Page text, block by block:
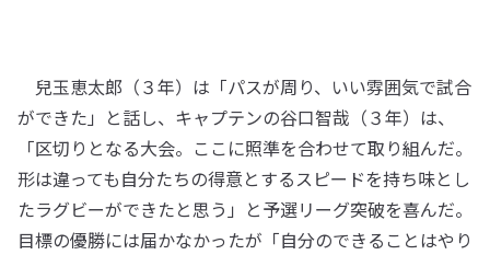
兒玉恵太郎（３年）は「パスが周り、いい雰囲気で試合
ができた」と話し、キャプテンの谷口智哉（３年）は、
「区切りとなる大会。ここに照準を合わせて取り組んだ。
形は違っても自分たちの得意とするスピードを持ち味とし
たラグビーができたと思う」と予選リーグ突破を喜んだ。
目標の優勝には届かなかったが「自分のできることはやり